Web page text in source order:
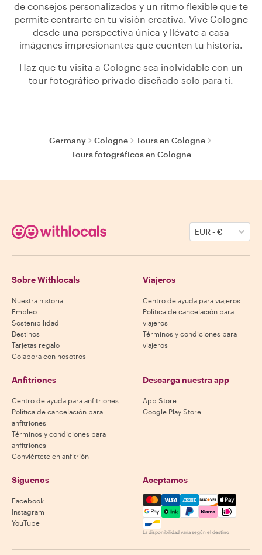
de consejos personalizados y un ritmo flexible que te
permite centrarte en tu visión creativa. Vive Cologne
desde una perspectiva única y llévate a casa
imágenes impresionantes que cuenten tu historia.
Haz que tu visita a Cologne sea inolvidable con un
tour fotográfico privado diseñado solo para ti.
Germany Cologne
Tours en Cologne
Tours fotográficos en Cologne
EUR-€
Sobre Withlocals
Nuestra historia
Empleo
Sostenibilidad
Destinos
Tarjetas regalo
Colabora con nosotros
Viajeros
Centro de ayuda para viajeros
Política de cancelación para
viajeros
Términos y condiciones para
viajeros
Anfitriones
Centro de ayuda para anfitriones
Política de cancelación para
anfitriones
Términos y condiciones para
anfitriones
Conviértete en anfitrión
Descarga nuestra app
App Store
Google Play Store
Síguenos
Facebook
Instagram
YouTube
Aceptamos
Mastercard, Visa, Amex,
La disponibilidad varía según el destino